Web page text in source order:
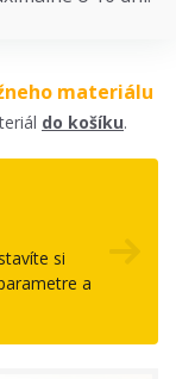
materiálu
do košíku.
si
a